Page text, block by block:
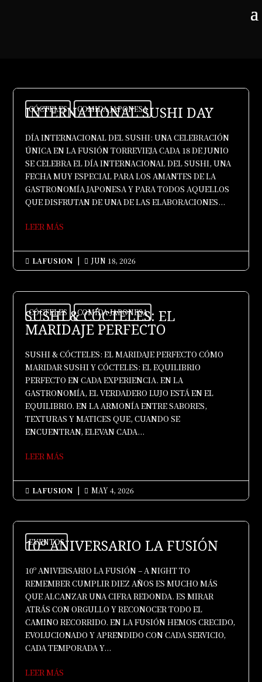
CÓCTELES COMIDA JAPONESA
INTERNATIONAL SUSHI DAY
DÍA INTERNACIONAL DEL SUSHI: UNA CELEBRACIÓN
ÚNICA EN LA FUSIÓN TORREVIEJA CADA 18 DE JUNIO
SE CELEBRA EL DÍA INTERNACIONAL DEL SUSHI, UNA
FECHA MUY ESPECIAL PARA LOS AMANTES DE LA
GASTRONOMÍA JAPONESA Y PARA TODOS AQUELLOS
QUE DISFRUTAN DE UNA DE LAS ELABORACIONES...
LEER MÁS
 LAFUSION |  JUN 18, 2026
CÓCTELES COMIDA JAPONESA
SUSHI & CÓCTELES: EL
MARIDAJE PERFECTO
SUSHI & CÓCTELES: EL MARIDAJE PERFECTO CÓMO
MARIDAR SUSHI Y CÓCTELES: EL EQUILIBRIO
PERFECTO EN CADA EXPERIENCIA. EN LA
GASTRONOMÍA, EL VERDADERO LUJO ESTÁ EN EL
EQUILIBRIO. EN LA ARMONÍA ENTRE SABORES,
TEXTURAS Y MATICES QUE, CUANDO SE
ENCUENTRAN, ELEVAN CADA...
LEER MÁS
 LAFUSION |  MAY 4, 2026
EVENTOS
10º ANIVERSARIO LA FUSIÓN
10º ANIVERSARIO LA FUSIÓN – A NIGHT TO
REMEMBER CUMPLIR DIEZ AÑOS ES MUCHO MÁS
QUE ALCANZAR UNA CIFRA REDONDA. ES MIRAR
ATRÁS CON ORGULLO Y RECONOCER TODO EL
CAMINO RECORRIDO. EN LA FUSIÓN HEMOS CRECIDO,
EVOLUCIONADO Y APRENDIDO CON CADA SERVICIO,
CADA TEMPORADA Y...
LEER MÁS